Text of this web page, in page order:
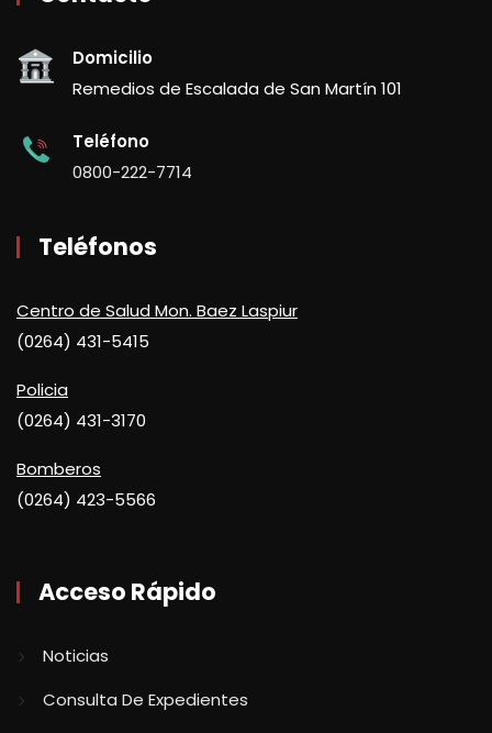
Domicilio
Remedios de Escalada de San Martín 101
Teléfono
0800-222-7714
Teléfonos
Centro de Salud Mon. Baez Laspiur
(0264) 431-5415
Policia
(0264) 431-3170
Bomberos
(0264) 423-5566
Acceso Rápido
Noticias
Consulta De Expedientes